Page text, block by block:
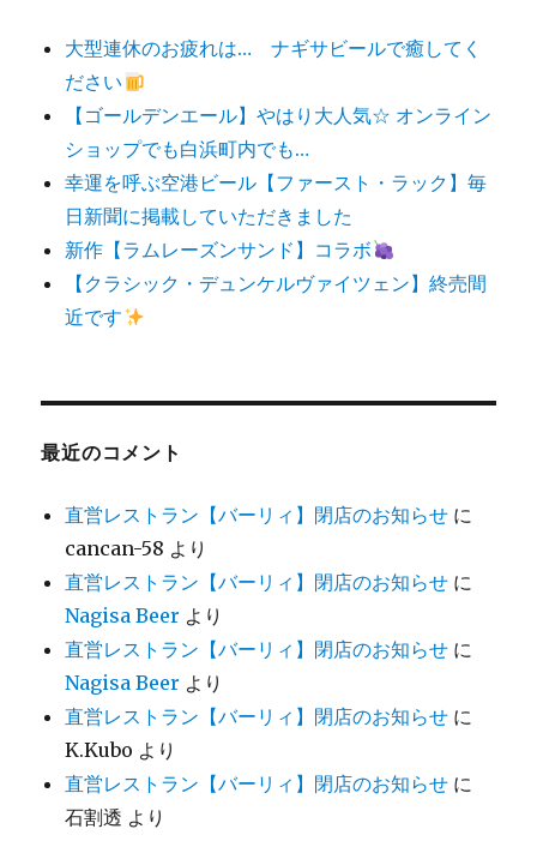
大型連休のお疲れは… ナギサビールで癒してく
ださい
【ゴールデンエール】やはり大人気☆ オンライン
ショップでも白浜町内でも…
幸運を呼ぶ空港ビール【ファースト・ラック】毎
日新聞に掲載していただきました
新作【ラムレーズンサンド】コラボ
【クラシック・デュンケルヴァイツェン】終売間
近です
最近のコメント
直営レストラン【バーリィ】閉店のお知らせ に
cancan-58 より
直営レストラン【バーリィ】閉店のお知らせ に
Nagisa Beer より
直営レストラン【バーリィ】閉店のお知らせ に
Nagisa Beer より
直営レストラン【バーリィ】閉店のお知らせ に
K.Kubo より
直営レストラン【バーリィ】閉店のお知らせ に
石割透 より